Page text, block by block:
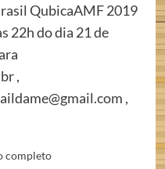
QubicaAMF 2019
22h do dia 21 de
,
,
completo